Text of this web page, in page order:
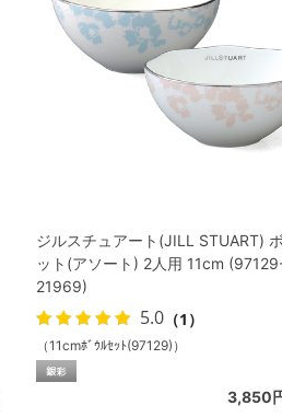
ジルスチュアート(JILL STUART)
ット(アソート) 2人用 11cm
21969)
5.0 （1）
（11cmﾎﾞｳﾙｾｯﾄ(97129)）
3,850